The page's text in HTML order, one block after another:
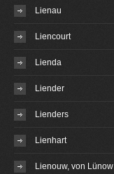
Lienau
Liencourt
Lienda
Liender
Lienders
Lienhart
Lienouw, von Lünow